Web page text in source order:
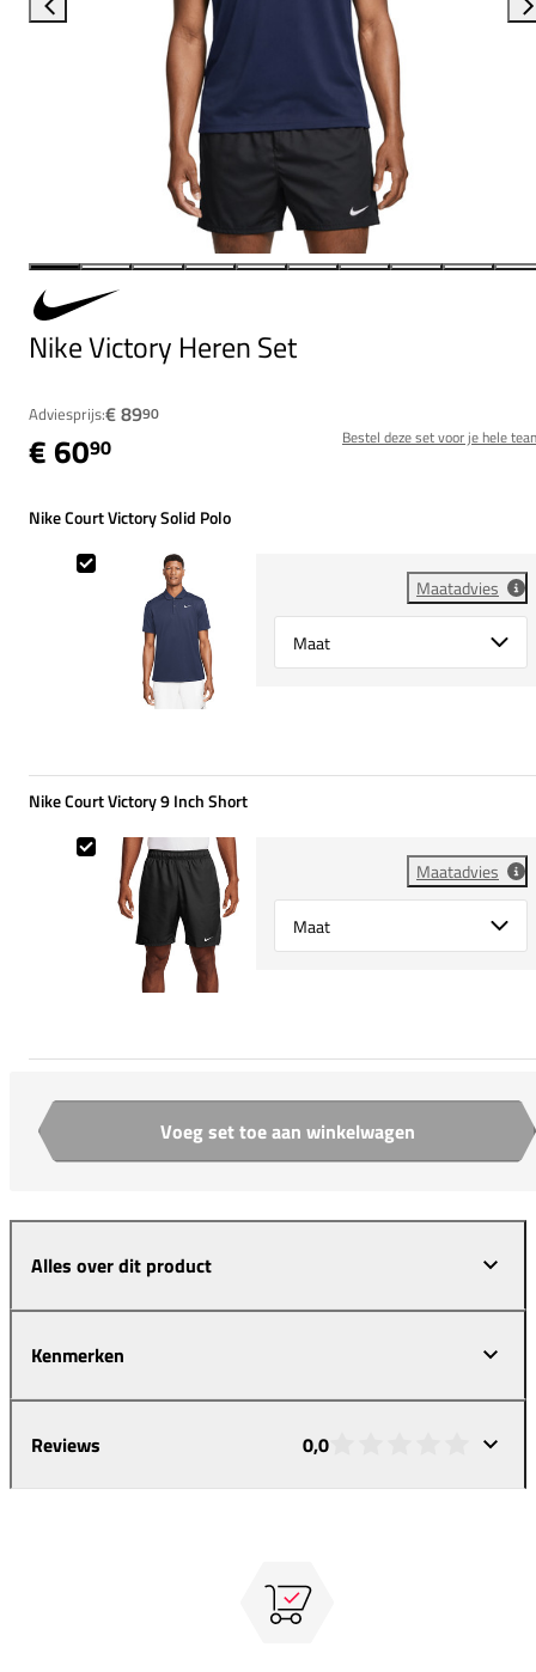
Nike Victory Heren Set
Adviesprijs:€ 8990
€ 6090 Bestel deze set voor je hele
Nike Court Victory Solid Polo
Maatadvies
Select {option} for {name}
Nike Court Victory Solid Polo
Nike Court Victory 9 Inch Short
Maatadvies
Select {option} for {name}
Nike Court Victory 9 Inch Short
Aantal Voeg set toe aan winkelwagen
Alles over dit product
Kenmerken
Reviews 0,0